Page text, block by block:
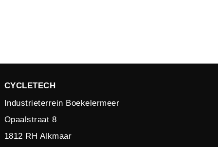
CYCLETECH
Industrieterrein Boekelermeer
Opaalstraat 8
1812 RH Alkmaar